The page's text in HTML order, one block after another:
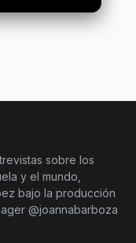
sobre los
y el mundo,
bajo la producción
@joannabarboza